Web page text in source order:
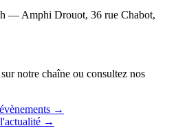
— Amphi Drouot, 36 rue Chabot,
notre chaîne ou consultez nos
→
→